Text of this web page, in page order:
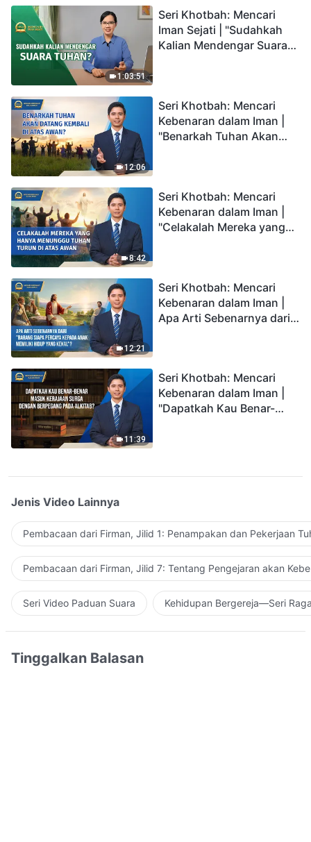
1:03:51
Seri Khotbah: Mencari
Iman Sejati | "Sudahkah
Kalian Mendengar Suara
12:06
Seri Khotbah: Mencari
Kebenaran dalam Iman |
"Benarkah Tuhan Akan
8:42
Seri Khotbah: Mencari
Kebenaran dalam Iman |
"Celakalah Mereka yang
12:21
Seri Khotbah: Mencari
Kebenaran dalam Iman |
Apa Arti Sebenarnya dari
11:39
Seri Khotbah: Mencari
Kebenaran dalam Iman |
"Dapatkah Kau Benar-
Jenis Video Lainnya
Pembacaan dari Firman, Jilid 1: Penampakan dan Pekerjaan
Pembacaan dari Firman, Jilid 7: Tentang Pengejaran akan
Seri Video Paduan Suara Kehidupan Bergereja—Seri
Tinggalkan Balasan